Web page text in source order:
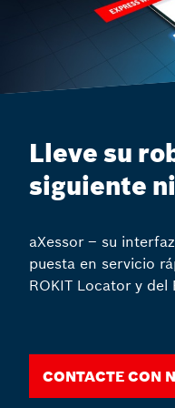
Lleve su
siguiente
aXessor – su
puesta en servicio
ROKIT Locator y del
Contacte con